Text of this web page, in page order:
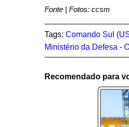
Fonte | Fotos: ccsm
Tags: Comando Sul
Ministério da Defesa -
Recomendado para